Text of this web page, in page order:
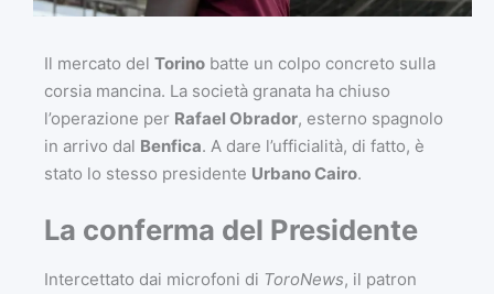
Il mercato del Torino batte un colpo concreto sulla
corsia mancina. La società granata ha chiuso
l’operazione per Rafael Obrador, esterno spagnolo
in arrivo dal Benfica. A dare l’ufficialità, di fatto, è
stato lo stesso presidente Urbano Cairo.
La conferma del Presidente
Intercettato dai microfoni di ToroNews, il patron